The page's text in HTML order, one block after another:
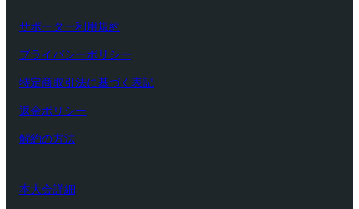
サポーター利用規約
プライバシーポリシー
特定商取引法に基づく表記
返金ポリシー
解約の方法
本大会詳細